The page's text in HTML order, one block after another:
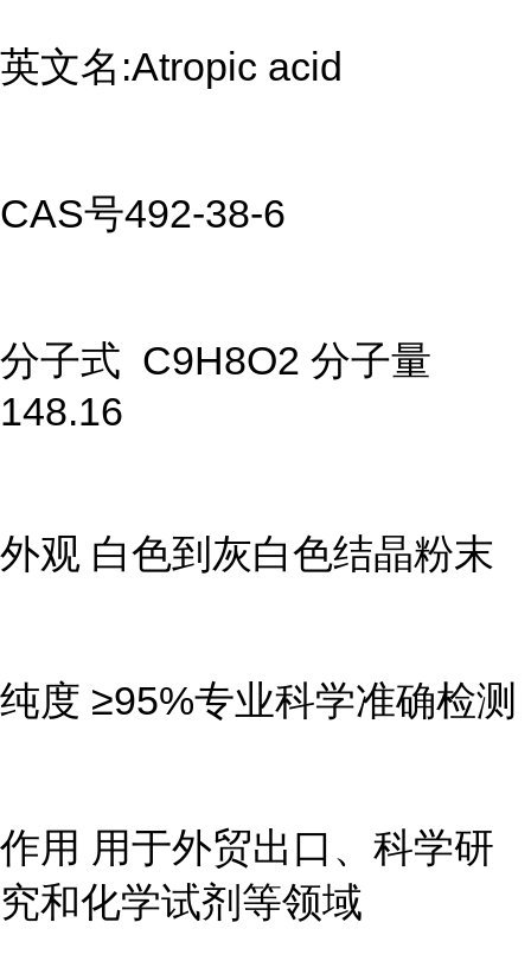
英文名:Atropic acid
CAS号492-38-6
分子式 C9H8O2 分子量
148.16
外观 白色到灰白色结晶粉末
纯度 ≥95%专业科学准确检测
作用 用于外贸出口、科学研
究和化学试剂等领域